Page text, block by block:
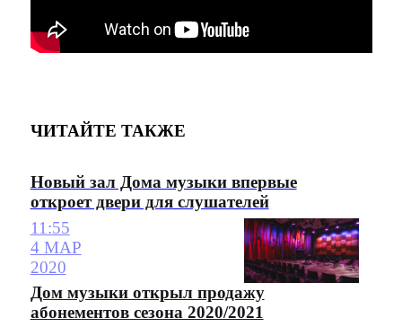
ЧИТАЙТЕ ТАКЖЕ
Новый зал Дома музыки впервые
откроет двери для слушателей
11:55
4 МАР
2020
Дом музыки открыл продажу
абонементов сезона 2020/2021